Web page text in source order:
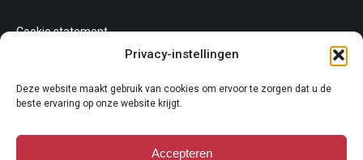
Privacy-instellingen
Deze website maakt gebruik van cookies om ervoor te zorgen dat u de
beste ervaring op onze website krijgt.
Accepteren
Cookie statement